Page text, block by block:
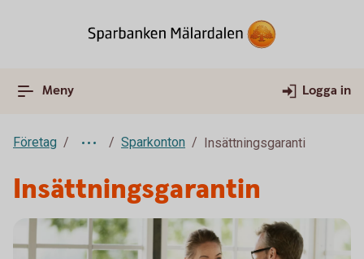
Meny Logga in
Företag Sparkonton Insättningsgaranti
Insättningsgarantin